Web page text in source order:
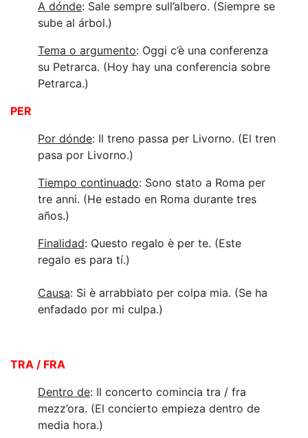
A dónde: Sale sempre sull’albero. (Siempre se
sube al árbol.)
Tema o argumento: Oggi c’è una conferenza
su Petrarca. (Hoy hay una conferencia sobre
Petrarca.)
PER
Por dónde: Il treno passa per Livorno. (El tren
pasa por Livorno.)
Tiempo continuado: Sono stato a Roma per
tre anni. (He estado en Roma durante tres
años.)
Finalidad: Questo regalo è per te. (Este
regalo es para tí.)
Causa: Si è arrabbiato per colpa mia. (Se ha
enfadado por mi culpa.)
TRA / FRA
Dentro de: Il concerto comincia tra / fra
mezz’ora. (El concierto empieza dentro de
media hora.)